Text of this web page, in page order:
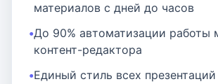
материалов с дней до часов
До 90% автоматизации работы
контент-редактора
Единый стиль всех